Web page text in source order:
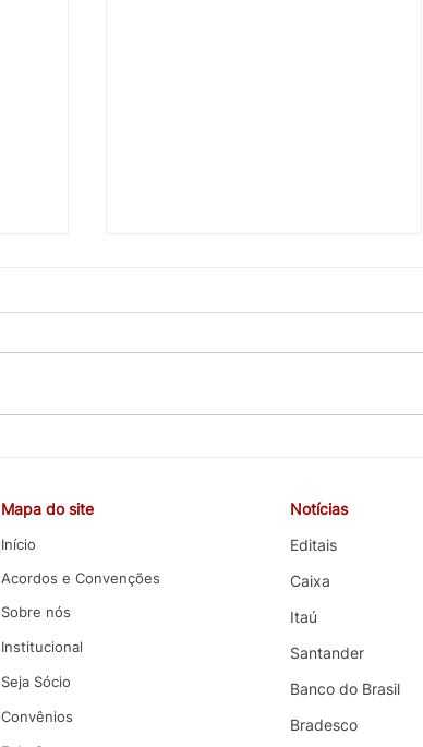
de trabalho em negociação
com o Banco do Brasil
Mapa do site
Início
Acordos e Convenções
Sobre nós
Institucional
Seja Sócio
Convênios
Notícias
Editais
Caixa
Itaú
Santander
Banco do Brasil
Bradesco